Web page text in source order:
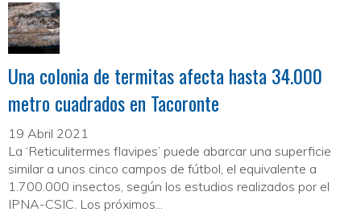
Una colonia de termitas afecta hasta 34.000
metro cuadrados en Tacoronte
19 Abril 2021
La ‘Reticulitermes flavipes’ puede abarcar una superficie
similar a unos cinco campos de fútbol, el equivalente a
1.700.000 insectos, según los estudios realizados por el
IPNA-CSIC. Los próximos...